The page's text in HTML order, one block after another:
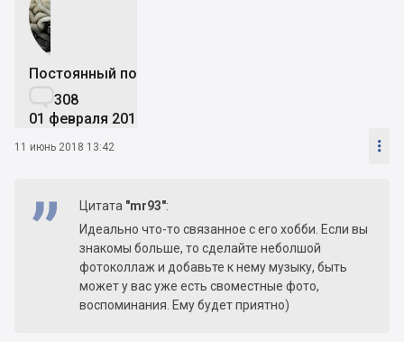
Постоянный пользователь
308
01 февраля 2017
11 июнь 2018 13:42 
Цитата "mr93":
Идеально что-то связанное с его хобби. Если вы
знакомы больше, то сделайте неболшой
фотоколлаж и добавьте к нему музыку, быть
может у вас уже есть своместные фото,
воспоминания. Ему будет приятно)